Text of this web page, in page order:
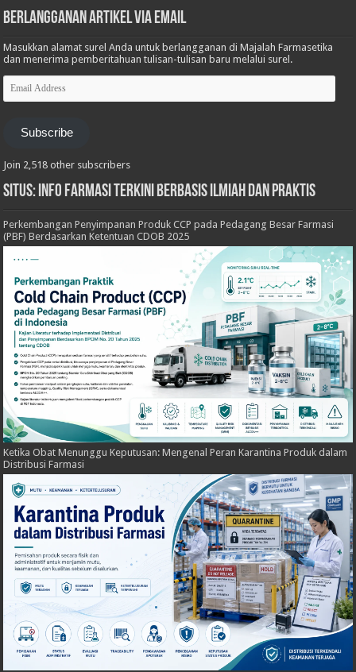
Berlangganan Artikel via Email
Masukkan alamat surel Anda untuk berlangganan di Majalah Farmasetika
dan menerima pemberitahuan tulisan-tulisan baru melalui surel.
Email
Address
Subscribe
Join 2,518 other subscribers
Situs: Info Farmasi Terkini Berbasis Ilmiah dan Praktis
Perkembangan Penyimpanan Produk CCP pada Pedagang Besar Farmasi
(PBF) Berdasarkan Ketentuan CDOB 2025
Ketika Obat Menunggu Keputusan: Mengenal Peran Karantina Produk dalam
Distribusi Farmasi